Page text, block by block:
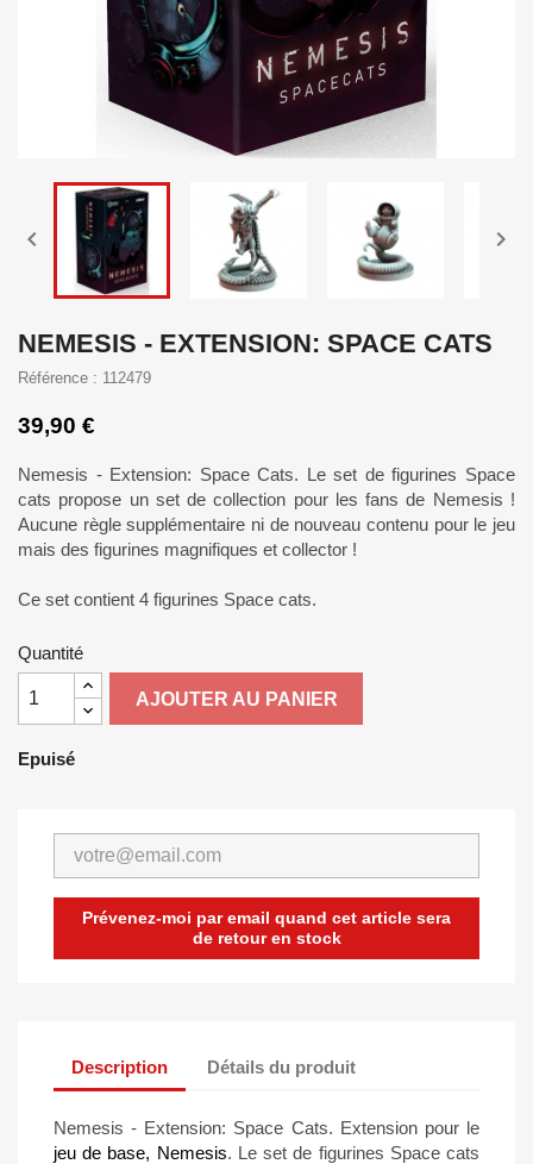
 
NEMESIS - EXTENSION: SPACE CATS
Référence : 112479
39,90 €
Nemesis - Extension: Space Cats. Le set de figurines Space
cats propose un set de collection pour les fans de Nemesis !
Aucune règle supplémentaire ni de nouveau contenu pour le jeu
mais des figurines magnifiques et collector !
Ce set contient 4 figurines Space cats.
Quantité
AJOUTER AU PANIER
Epuisé
Prévenez-moi par email quand cet article sera
de retour en stock
Description Détails du produit
Nemesis - Extension: Space Cats. Extension pour le
jeu de base, Nemesis. Le set de figurines Space cats